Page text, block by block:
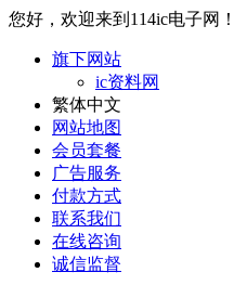
您好，欢迎来到114ic电子网！
旗下网站
ic资料网
繁体中文
网站地图
会员套餐
广告服务
付款方式
联系我们
在线咨询
诚信监督